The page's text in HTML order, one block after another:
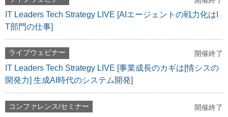
IT Leaders Tech Strategy LIVE [AIエージェントの戦力化はI
T部門の仕事]
ライブウェビナー 開催終了
IT Leaders Tech Strategy LIVE [事業成長のカギは[情シスの
開発力] 生成AI時代のシステム開発]
コンファレンス/セミナー 開催終了